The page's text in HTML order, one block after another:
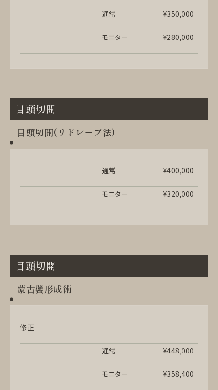
通常 ¥350,000
モニター ¥280,000
目頭切開
目頭切開(リドレープ法)
通常 ¥400,000
モニター ¥320,000
目頭切開
蒙古襞形成術
修正
通常 ¥448,000
モニター ¥358,400